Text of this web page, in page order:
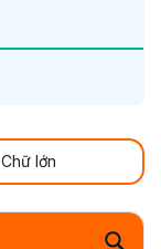
Chữ lớn